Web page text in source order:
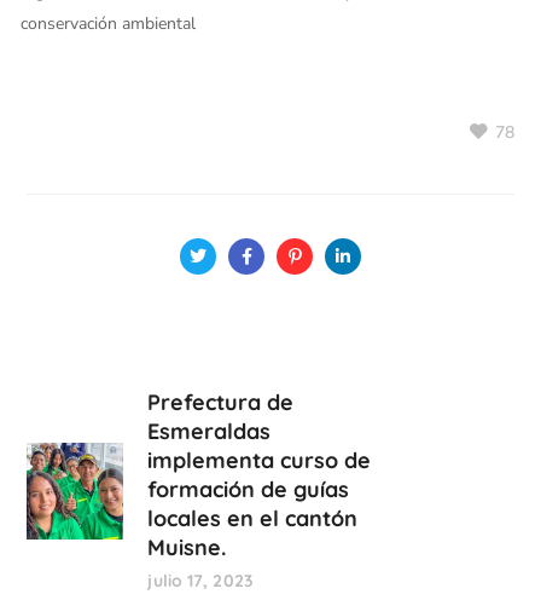
conservación ambiental
78
Prefectura de
Esmeraldas
implementa curso de
formación de guías
locales en el cantón
Muisne.
julio 17, 2023